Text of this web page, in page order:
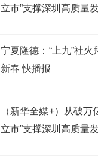
立市”支撑深圳高质量
宁夏隆德：“上九”社火
新春 快播报
（新华全媒+）从破万
立市”支撑深圳高质量